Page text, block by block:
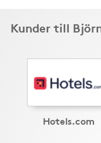
Kunder till
Hotels.com